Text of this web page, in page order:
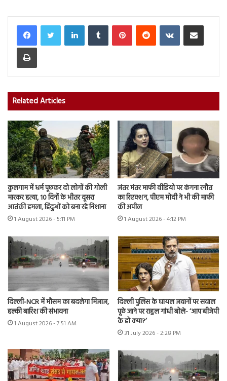
LinkedInTumblr PinterestReddit VKontakteShare via Email
Print
Related Articles
कुलगाम में धर्म पूछकर दो लोगों की गोली
मारकर हत्या, 10 दिनों के भीतर दूसरा
आतंकी हमला, हिंदुओं को बना रहे निशाना
1 August 2026 - 5:11 PM
जंतर मंतर माफी वीडियो पर कंगना रनौत
का रिएक्शन, पीएम मोदी ने भी की माफी
की अपील
1 August 2026 - 4:12 PM
दिल्ली-NCR में मौसम का बदलेगा मिजाज,
हल्की बारिश की संभावना
1 August 2026 - 7:51 AM
दिल्ली पुलिस के घायल जवानों पर सवाल
पूछे जाने पर राहुल गांधी बोले- ‘आप बीजेपी
के हो क्या?’
31 July 2026 - 2:28 PM